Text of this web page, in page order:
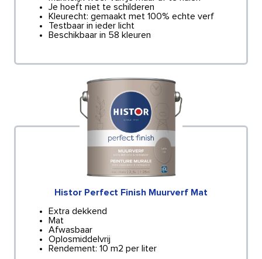
Je hoeft niet te schilderen
Kleurecht: gemaakt met 100% echte verf
Testbaar in ieder licht
Beschikbaar in 58 kleuren
Histor Perfect Finish Muurverf Mat
Extra dekkend
Mat
Afwasbaar
Oplosmiddelvrij
Rendement: 10 m2 per liter